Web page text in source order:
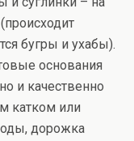
бугры и ухабы).
основания
и качественно
катком или
дорожка